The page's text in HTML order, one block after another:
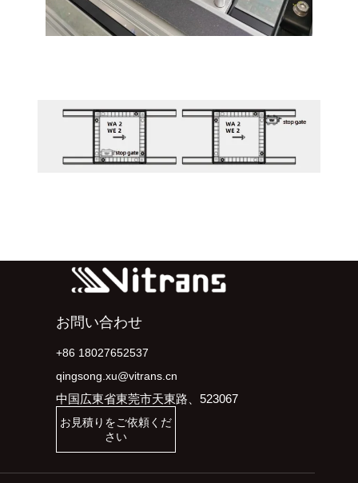
お問い合わせ
+86 18027652537
qingsong.xu@vitrans.cn
中国広東省東莞市天東路、523067
お見積りをご依頼くだ
さい